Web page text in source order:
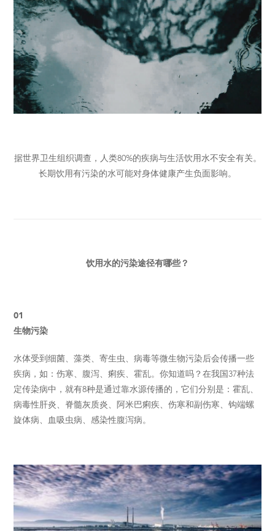
据世界卫生组织调查，人类80%的疾病与生活饮用水不安全有关。
长期饮用有污染的水可能对身体健康产生负面影响。
饮用水的污染途径有哪些？
01
生物污染
水体受到细菌、藻类、寄生虫、病毒等微生物污染后会传播一些
疾病，如：伤寒、腹泻、痢疾、霍乱。你知道吗？在我国37种法
定传染病中，就有8种是通过靠水源传播的，它们分别是：霍乱、
病毒性肝炎、脊髓灰质炎、阿米巴痢疾、伤寒和副伤寒、钩端螺
旋体病、血吸虫病、感染性腹泻病。